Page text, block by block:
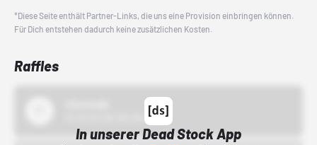
*Diese Seite enthält Partner-Links, die uns eine Provision einbringen können.
Für Dich entstehen dadurch keine zusätzlichen Kosten.
Raffles
In unserer Dead Stock App